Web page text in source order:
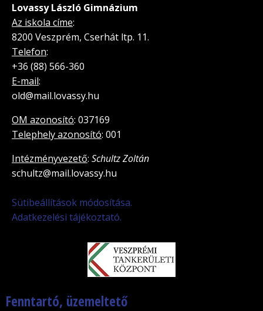
Lovassy László Gimnázium
Az iskola címe:
8200 Veszprém, Cserhát ltp. 11.
Telefon:
+36 (88) 566-360
E-mail:
old@mail.lovassy.hu
OM azonosító: 037169
Telephely azonosító: 001
Intézményvezető: Schultz Zoltán
schultz@mail.lovassy.hu
Sütibeállítások módosítása.
Adatkezelési tájékoztató.
Fenntartó, üzemeltető